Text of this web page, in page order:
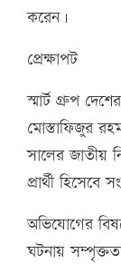
করেন।
প্রেক্ষাপট
স্মার্ট গ্রুপ
মোস্তাফিজুর
সালের জাতীয়
প্রার্থী হিসেবে
অভিযোগের
ঘটনায়